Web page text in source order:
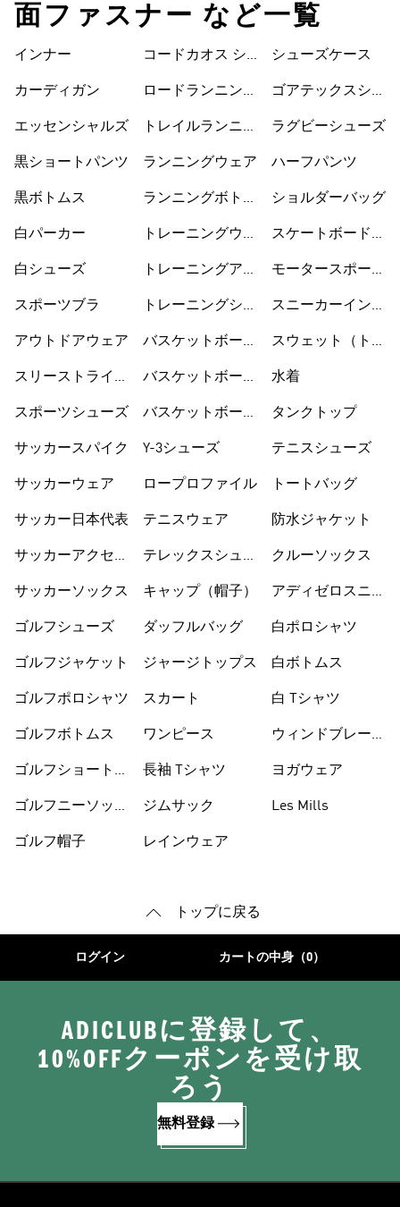
面ファスナー など一覧
インナー
カーディガン
エッセンシャルズ
黒ショートパンツ
黒ボトムス
白パーカー
白シューズ
スポーツブラ
アウトドアウェア
スリーストライプ
スポーツシューズ
サッカースパイク
サッカーウェア
サッカー日本代表
サッカーアクセサ
サッカーソックス
ゴルフシューズ
ゴルフジャケット
ゴルフポロシャツ
ゴルフボトムス
ゴルフショートパ
ゴルフニーソック
ゴルフ帽子
コードカオス シ
ロードランニング
トレイルランニン
ランニングウェア
ランニングボトム
トレーニングウェ
トレーニングアク
トレーニングシュ
バスケットボール
バスケットボール
バスケットボール
Y-3シューズ
ロープロファイル
テニスウェア
テレックスシュー
キャップ（帽子）
ダッフルバッグ
ジャージトップス
スカート
ワンピース
長袖 Tシャツ
ジムサック
レインウェア
シューズケース
ゴアテックスシュ
ラグビーシューズ
ハーフパンツ
ショルダーバッグ
スケートボードシ
モータースポーツ
スニーカーインソ
スウェット（トレ
水着
タンクトップ
テニスシューズ
トートバッグ
防水ジャケット
クルーソックス
アディゼロスニー
白ポロシャツ
白ボトムス
白 Tシャツ
ウィンドブレーカ
ヨガウェア
Les Mills
トップに戻る
ログイン カートの中身（0）
ADICLUBに登録して、
10%OFFクーポンを受け取
ろう
無料登録